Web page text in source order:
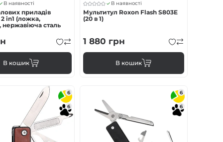
В наявності
приладів
2 in1 (ложка,
нержавіюча сталь
В кошик
В наявності
Мультитул Roxon Flash S803E
(20 в 1)
1 880 грн
В кошик
6
6
6
6